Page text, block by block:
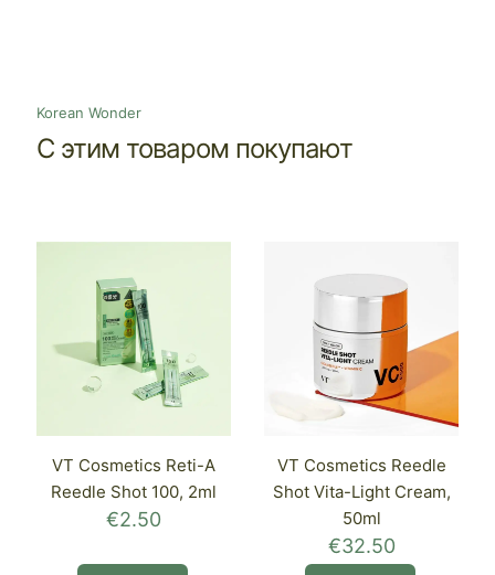
Korean Wonder
С этим товаром покупают
VT Cosmetics Reti-A
Reedle Shot 100, 2ml
€2.50
VT Cosmetics Reedle
Shot Vita-Light Cream,
50ml
€32.50